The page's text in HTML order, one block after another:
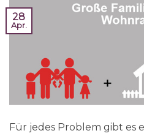
28
Apr.
Für jedes Problem gibt es